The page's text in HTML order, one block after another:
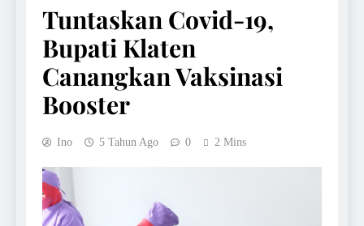
Tuntaskan Covid-19,
Bupati Klaten
Canangkan Vaksinasi
Booster
Ino 5 Tahun Ago 0 2 Mins